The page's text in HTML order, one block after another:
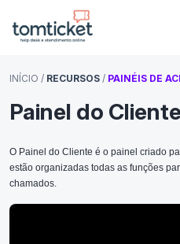
INÍCIO / RECURSOS / PAINÉIS DE
Painel do Cliente
O Painel do Cliente é o painel criado
estão organizadas todas as funções
chamados.